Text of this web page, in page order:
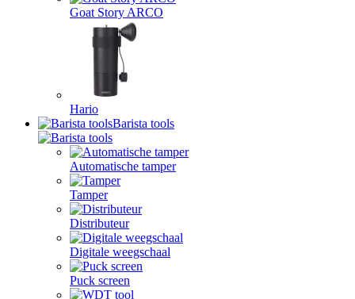
Goat Story ARCO
Hario
Barista tools
Automatische tamper
Tamper
Distributeur
Digitale weegschaal
Puck screen